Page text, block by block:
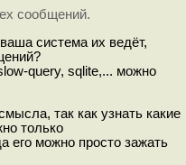
сообщений.
система их ведёт,
query, sqlite,... можно
так как узнать какие
только
его можно просто зажать